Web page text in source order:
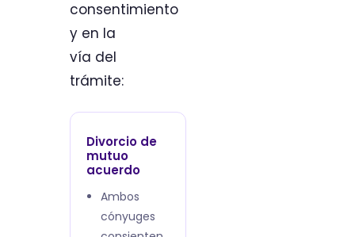
consentimiento
y en la
vía del
trámite:
Divorcio de
mutuo
acuerdo
Ambos
cónyuges